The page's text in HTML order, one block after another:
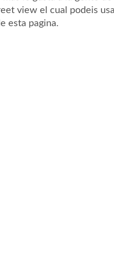
view el cual podeis
esta pagina.